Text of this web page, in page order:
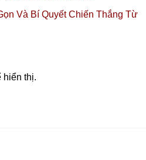
Và Bí Quyết Chiến Thắng Từ
hiển thị.